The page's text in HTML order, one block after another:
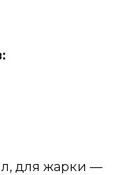
для жарки —